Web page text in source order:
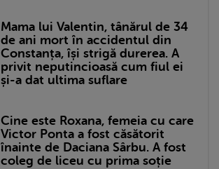
Mama lui Valentin, tânărul de 34
de ani mort în accidentul din
Constanța, își strigă durerea. A
privit neputincioasă cum fiul ei
și-a dat ultima suflare
Cine este Roxana, femeia cu care
Victor Ponta a fost căsătorit
înainte de Daciana Sârbu. A fost
coleg de liceu cu prima soție